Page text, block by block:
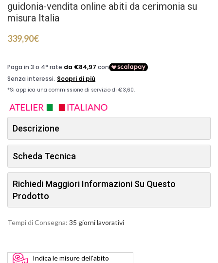
guidonia-vendita online abiti da cerimonia su
misura Italia
339,90€
Descrizione
Scheda Tecnica
Richiedi Maggiori Informazioni Su Questo
Prodotto
Tempi di Consegna: 35 giorni lavorativi
Indica le misure dell'abito